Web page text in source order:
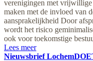
verenigingen met vrijwillige
maken met de invloed van
aansprakelijkheid Door
wordt het risico
ook voor toekomstige
Lees meer
Nieuwsbrief